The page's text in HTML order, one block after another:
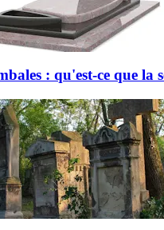
: qu'est-ce que la